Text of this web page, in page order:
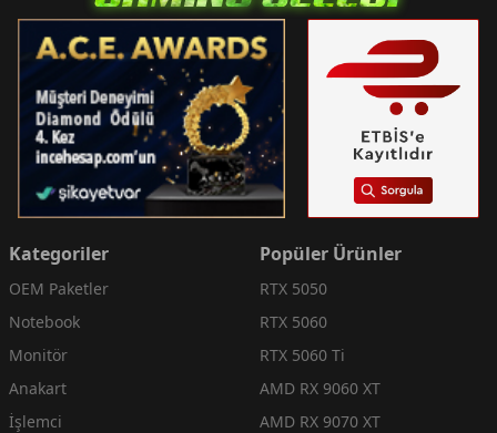
Kategoriler
OEM Paketler
Notebook
Monitör
Anakart
İşlemci
Popüler Ürünler
RTX 5050
RTX 5060
RTX 5060 Ti
AMD RX 9060 XT
AMD RX 9070 XT